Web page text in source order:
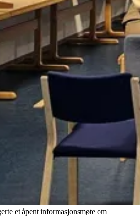
et åpent informasjonsmøte om